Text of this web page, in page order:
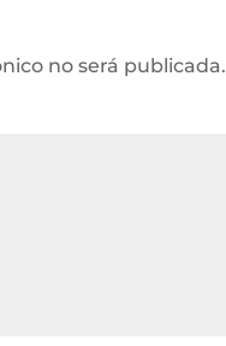
no será publicada.